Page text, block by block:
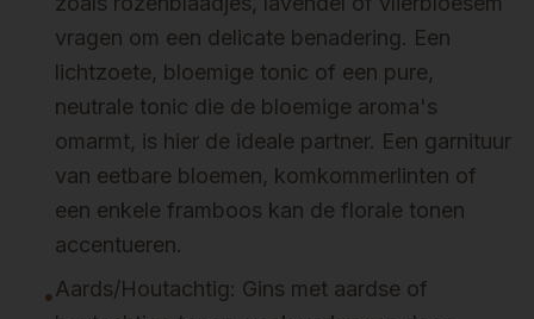
vragen om een delicate benadering. Een
lichtzoete, bloemige tonic of een pure,
neutrale tonic die de bloemige aroma's
omarmt, is hier de ideale partner. Een garnituur
van eetbare bloemen, komkommerlinten of
een enkele framboos kan de florale tonen
accentueren.
•Aards/Houtachtig: Gins met aardse of